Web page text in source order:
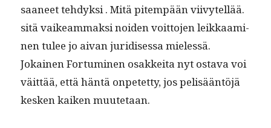
saa­neet tehdyk­si . Mitä pitem­pään viivytel­lää.
sitä vaikeam­mak­si noiden voit­to­jen leikkaami­
nen tulee jo aivan juridises­sa mielessä.
Jokainen For­tu­mi­nen osakkei­ta nyt osta­va voi
väit­tää, että hän­tä onpetet­ty, jos pelisään­töjä
kesken kaiken muutetaan.